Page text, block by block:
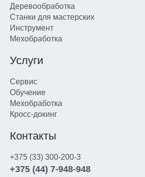
Деревообработка
Станки для мастерских
Инструмент
Мехобработка
Услуги
Сервис
Обучение
Мехобработка
Кросс-докинг
Контакты
+375 (33) 300-200-3
+375 (44) 7-948-948